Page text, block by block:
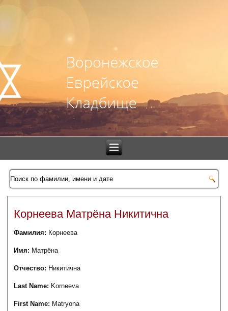
Корнеева Матрёна Никитична
Фамилия: Корнеева
Имя: Матрёна
Отчество: Никитична
Last Name: Korneeva
First Name: Matryona